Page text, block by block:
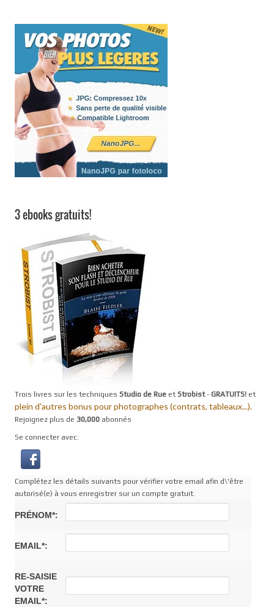
3 ebooks gratuits!
Trois livres sur les techniques Studio de Rue et Strobist- GRATUITS! et
plein d'autres bonus pour photographes (contrats, tableaux...).
Rejoignez plus de 30,000 abonnés
Se connecter avec:
Complétez les détails suivants pour vérifier votre email afin d\'être
autorisé(e) à vous enregistrer sur un compte gratuit.
PRÉNOM*:
EMAIL*:
RE-SAISIE
VOTRE
EMAIL*: